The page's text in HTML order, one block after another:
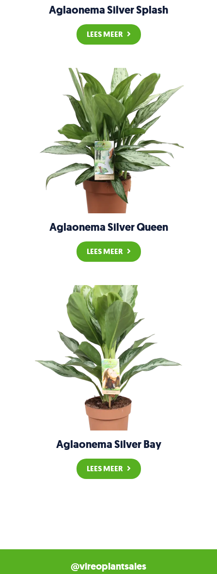
Aglaonema Silver Splash
LEES MEER
Aglaonema Silver Queen
LEES MEER
Aglaonema Silver Bay
LEES MEER
@vireoplantsales